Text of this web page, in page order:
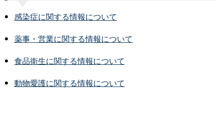
感染症に関する情報について
薬事・営業に関する情報について
食品衛生に関する情報について
動物愛護に関する情報について